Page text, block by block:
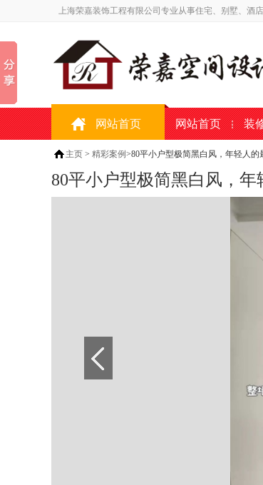
上海荣嘉装饰工程有限公司专业从事住宅、别墅、酒
网站首页 网站首页 装
主页 > 精彩案例>80平小户型极简黑白风，年轻人的
80平小户型极简黑白风，年